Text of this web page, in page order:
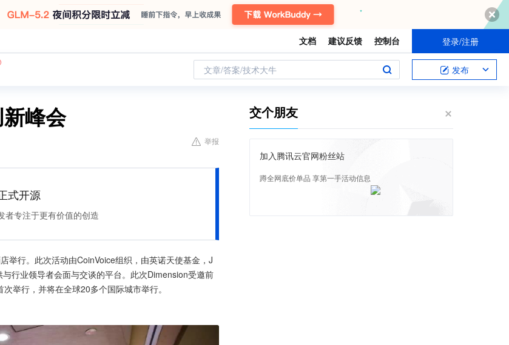
文档 建议反馈 控制台 登录/注册
文章/答案/技术大牛 发布
峰会
举报
式开源
者专注于更有价值的创造
举行。此次活动由CoinVoice组织，由英诺天使基金，J
行业领导者会面与交谈的平台。此次Dimension受邀前
举行，并将在全球20多个国际城市举行。
交个朋友
加入腾讯云官网粉丝站
蹲全网底价单品 享第一手活动信息